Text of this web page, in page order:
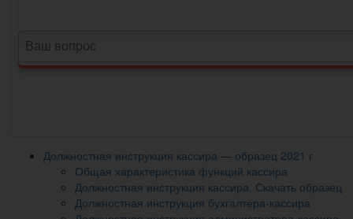
Должностная инструкция кассира — образец 2021 г
Общая характеристика функций кассира
Должностная инструкция кассира. Скачать образец
Должностная инструкция бухгалтера-кассира